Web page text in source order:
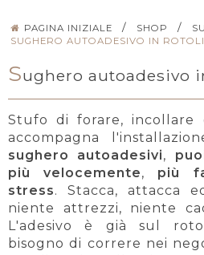
PAGINA INIZIALE / SHOP /
SUGHERO AUTOADESIVO IN ROTOLI
Sughero autoadesivo
Stufo di forare, incollare
accompagna
sughero autoadesivi,
più velocemente, più
stress. Stacca, attacca
niente attrezzi, niente
L'adesivo è già sul
bisogno di correre nei